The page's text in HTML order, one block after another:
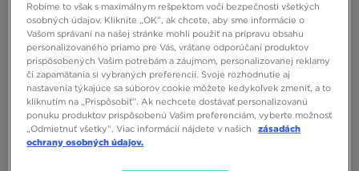
JORDAN MIKINA S KAPUCŇOU M J
BRK ST FZ
70,00 €
JORDAN NOHAVICE M J BRK ST FLC
CUFF PANT BB
60,00 €
Robíme to však s maximálnym rešpektom voči bezpečnosti všetkých
osobných údajov. Kliknite „OK”, ak chcete, aby sme informácie o
Vašom správaní na našej stránke mohli použiť na prípravu obsahu
personalizovaného priamo pre Vás, vrátane odporúčaní produktov
prispôsobených Vašim potrebám a záujmom, personalizovanej reklamy
či zapamätania si vybraných preferencií. Svoje rozhodnutie aj
nastavenia týkajúce sa súborov cookie môžete kedykoľvek zmeniť, a to
kliknutím na „Prispôsobiť”. Ak nechcete dostávať personalizovanú
ponuku produktov prispôsobenú Vašim preferenciám, vyberte možnosť
„Odmietnuť všetky”. Viac informácií nájdete v našich
zásadách
ochrany osobných údajov.